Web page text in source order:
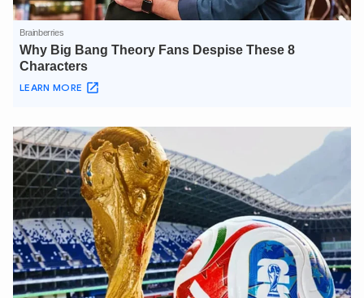
An Ninh Thủ Đô nhé. Tôi sẵn sàng hỗ trợ!